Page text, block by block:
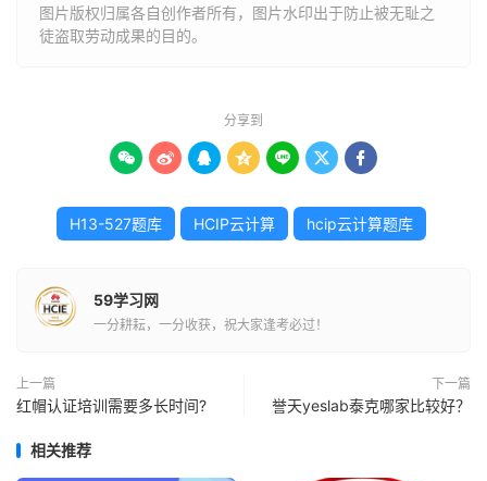
图片版权归属各自创作者所有，图片水印出于防止被无耻之
徒盗取劳动成果的目的。
分享到
      
H13-527题库 HCIP云计算 hcip云计算题库
59学习网
一分耕耘，一分收获，祝大家逢考必过！
上一篇
红帽认证培训需要多长时间?
下一篇
誉天yeslab泰克哪家比较好？
相关推荐